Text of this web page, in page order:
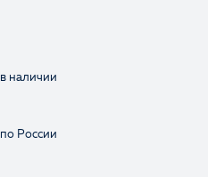
в наличии
по России